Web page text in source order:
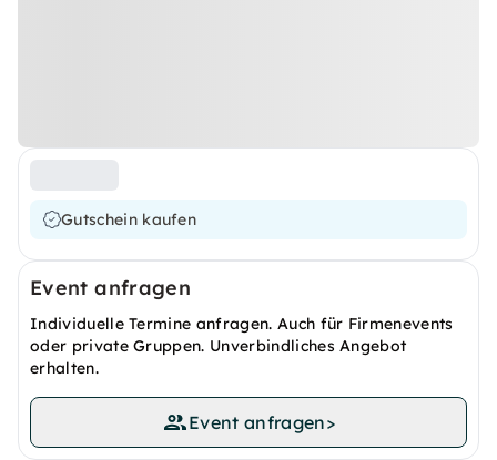
Gutschein kaufen
Event anfragen
Individuelle Termine anfragen. Auch für Firmenevents
oder private Gruppen. Unverbindliches Angebot
erhalten.
Event anfragen>